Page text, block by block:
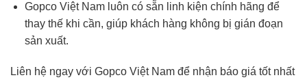
Gopco Việt Nam luôn có sẵn linh kiện chính hãng để
thay thế khi cần, giúp khách hàng không bị gián đoạn
sản xuất.
Liên hệ ngay với Gopco Việt Nam để nhận báo giá tốt nhất